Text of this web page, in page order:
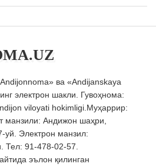
ва «Andijanskaya
электрон шакли. Гувоҳнома:
viloyati hokimligi.Муҳаррир:
манзили: Андижон шаҳри,
уй. Электрон манзил:
Тел: 91-478-02-57.
эълон қилинган